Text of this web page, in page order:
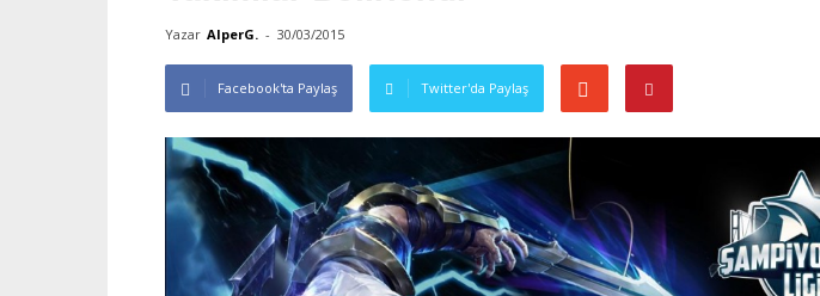
Yazar AlperG. - 30/03/2015
Facebook'ta Paylaş Twitter'da Paylaş